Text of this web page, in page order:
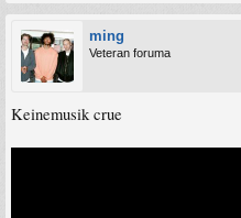
ming
Veteran foruma
Keinemusik crue